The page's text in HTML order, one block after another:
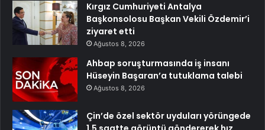
Kırgız Cumhuriyeti Antalya
Başkonsolosu Başkan Vekili Özdemir’i
ziyaret etti
Ağustos 8, 2026
Ahbap soruşturmasında iş insanı
Hüseyin Başaran’a tutuklama talebi
Ağustos 8, 2026
Çin’de özel sektör uyduları yörüngede